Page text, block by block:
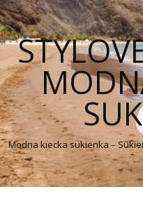
Modna kiecka sukienka –